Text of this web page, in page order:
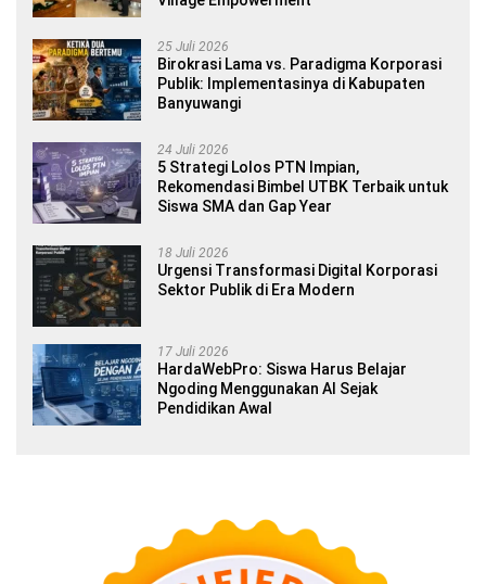
25 Juli 2026
Birokrasi Lama vs. Paradigma Korporasi
Publik: Implementasinya di Kabupaten
Banyuwangi
24 Juli 2026
5 Strategi Lolos PTN Impian,
Rekomendasi Bimbel UTBK Terbaik untuk
Siswa SMA dan Gap Year
18 Juli 2026
Urgensi Transformasi Digital Korporasi
Sektor Publik di Era Modern
17 Juli 2026
HardaWebPro: Siswa Harus Belajar
Ngoding Menggunakan AI Sejak
Pendidikan Awal